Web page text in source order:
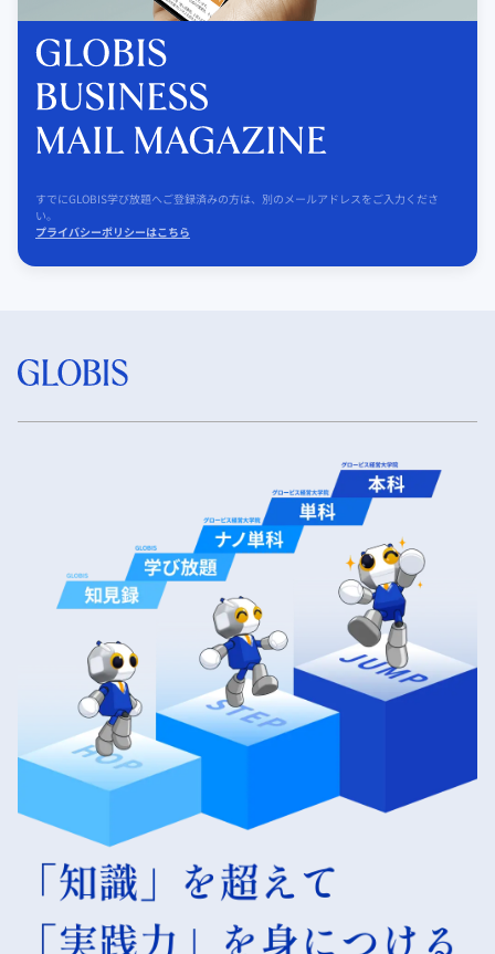
すでにGLOBIS学び放題へご登録済みの方は、別のメールアドレスをご入力くださ
い。
プライバシーポリシーはこちら